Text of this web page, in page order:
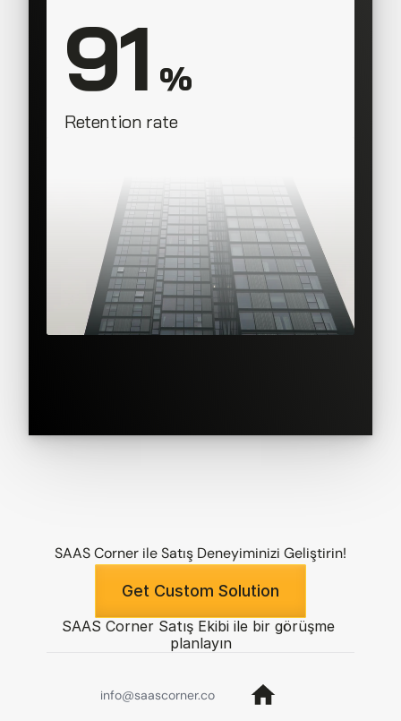
91 %
Retention rate
SAAS Corner ile Satış Deneyiminizi Geliştirin!
Get Custom Solution
SAAS Corner Satış Ekibi ile bir görüşme
planlayın
info@saascorner.co